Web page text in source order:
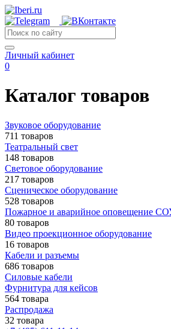
Личный кабинет
0
Каталог товаров
Звуковое оборудование
711 товаров
Театральный свет
148 товаров
Световое оборудование
217 товаров
Сценическое оборудование
528 товаров
Пожарное и аварийное оповещение
80 товаров
Видео проекционное оборудование
16 товаров
Кабели и разъемы
686 товаров
Силовые кабели
Фурнитура для кейсов
564 товара
Распродажа
32 товара